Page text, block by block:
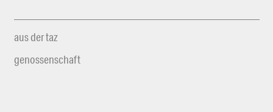
aus der taz
genossenschaft